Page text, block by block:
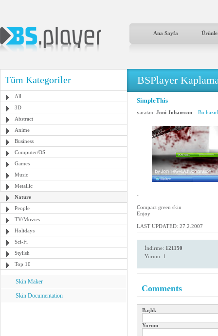
Ana Sayfa
Tüm Kategoriler
All
3D
Abstract
Anime
Business
Computer/OS
Games
Music
Metallic
Nature
People
TV/Movies
Holidays
Sci-Fi
Stylish
Top 10
Skin Maker
Skin Documentation
BSPlayer
SimpleThis
yaratan: Joni Johansson Bu
-
Compact green skin
Enjoy
LAST UPDATED: 27.2.2007
İndirme: 121150
Yorum: 1
Comments
Başlık:
Yorum: